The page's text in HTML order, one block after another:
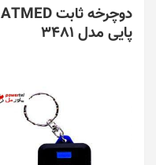
دوچرخه ثابت ATMED
پایی مدل 3481